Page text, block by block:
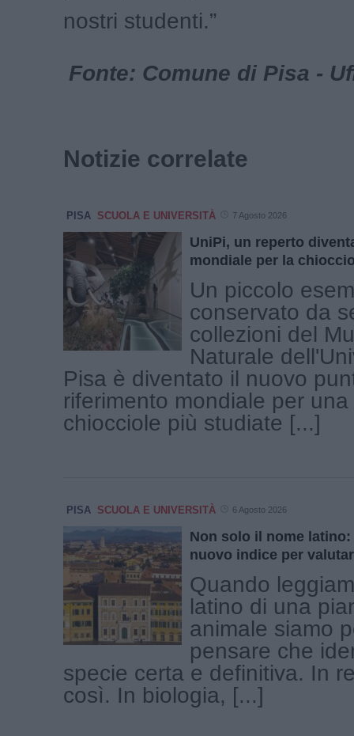
nostri studenti.”
Fonte: Comune di Pisa -
Notizie correlate
PISA SCUOLA E UNIVERSITÀ 7 Agosto 2026
UniPi, un reperto
mondiale per la
Un piccolo
conservato da
collezioni del
Naturale
Pisa è diventato il nuovo
riferimento mondiale per
chiocciole più studiate [...]
PISA SCUOLA E UNIVERSITÀ 6 Agosto 2026
Non solo il nome
nuovo indice per
Quando
latino di una
animale siamo
pensare che
specie certa e definitiva. In
così. In biologia, [...]